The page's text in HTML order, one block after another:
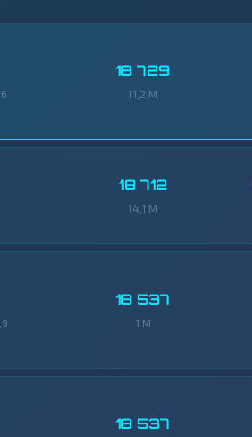
18 729
11,2 M
18 712
14,1 M
18 537
1 M
18 537